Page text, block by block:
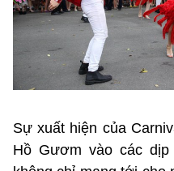
Sự xuất hiện của
Hồ Gươm vào các